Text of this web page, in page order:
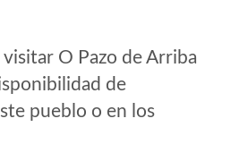
O Pazo de Arriba
de
pueblo o en los